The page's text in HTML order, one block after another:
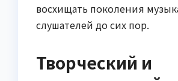
восхищать поколения
слушателей до сих пор.
Творческий и